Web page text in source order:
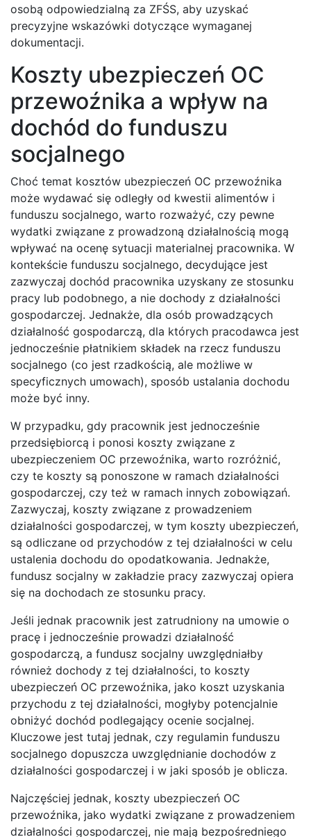
osobą odpowiedzialną za ZFŚS, aby uzyskać
precyzyjne wskazówki dotyczące wymaganej
dokumentacji.
Koszty ubezpieczeń OC
przewoźnika a wpływ na
dochód do funduszu
socjalnego
Choć temat kosztów ubezpieczeń OC przewoźnika
może wydawać się odległy od kwestii alimentów i
funduszu socjalnego, warto rozważyć, czy pewne
wydatki związane z prowadzoną działalnością mogą
wpływać na ocenę sytuacji materialnej pracownika. W
kontekście funduszu socjalnego, decydujące jest
zazwyczaj dochód pracownika uzyskany ze stosunku
pracy lub podobnego, a nie dochody z działalności
gospodarczej. Jednakże, dla osób prowadzących
działalność gospodarczą, dla których pracodawca jest
jednocześnie płatnikiem składek na rzecz funduszu
socjalnego (co jest rzadkością, ale możliwe w
specyficznych umowach), sposób ustalania dochodu
może być inny.
W przypadku, gdy pracownik jest jednocześnie
przedsiębiorcą i ponosi koszty związane z
ubezpieczeniem OC przewoźnika, warto rozróżnić,
czy te koszty są ponoszone w ramach działalności
gospodarczej, czy też w ramach innych zobowiązań.
Zazwyczaj, koszty związane z prowadzeniem
działalności gospodarczej, w tym koszty ubezpieczeń,
są odliczane od przychodów z tej działalności w celu
ustalenia dochodu do opodatkowania. Jednakże,
fundusz socjalny w zakładzie pracy zazwyczaj opiera
się na dochodach ze stosunku pracy.
Jeśli jednak pracownik jest zatrudniony na umowie o
pracę i jednocześnie prowadzi działalność
gospodarczą, a fundusz socjalny uwzględniałby
również dochody z tej działalności, to koszty
ubezpieczeń OC przewoźnika, jako koszt uzyskania
przychodu z tej działalności, mogłyby potencjalnie
obniżyć dochód podlegający ocenie socjalnej.
Kluczowe jest tutaj jednak, czy regulamin funduszu
socjalnego dopuszcza uwzględnianie dochodów z
działalności gospodarczej i w jaki sposób je oblicza.
Najczęściej jednak, koszty ubezpieczeń OC
przewoźnika, jako wydatki związane z prowadzeniem
działalności gospodarczej, nie mają bezpośredniego